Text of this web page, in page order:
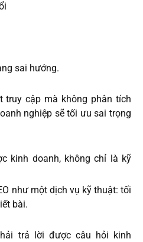
sai hướng.
truy cập mà không phân tích
nghiệp sẽ tối ưu sai trọng
kinh doanh, không chỉ là kỹ
như một dịch vụ kỹ thuật: tối
bài.
trả lời được câu hỏi kinh